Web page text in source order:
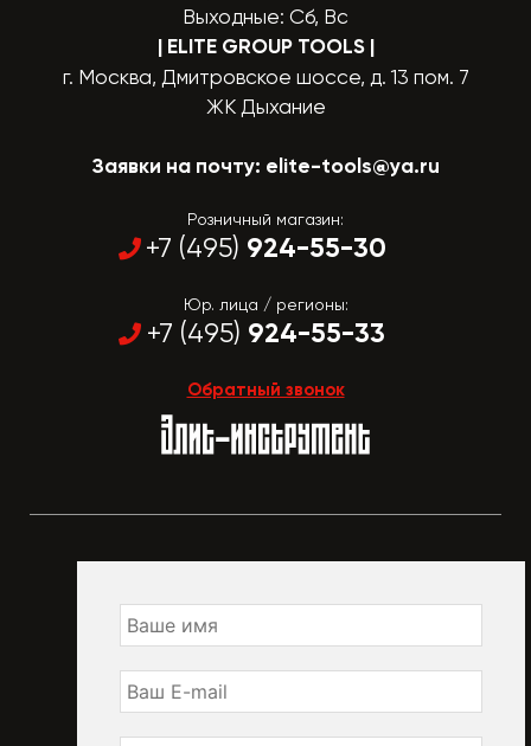
Выходные: Сб, Вс
| ELITE GROUP TOOLS |
г. Москва, Дмитровское шоссе, д. 13 пом. 7
ЖК Дыхание
Заявки на почту: elite-tools@ya.ru
Розничный магазин:
+7 (495) 924-55-30
Юр. лица / регионы:
+7 (495) 924-55-33
Обратный звонок